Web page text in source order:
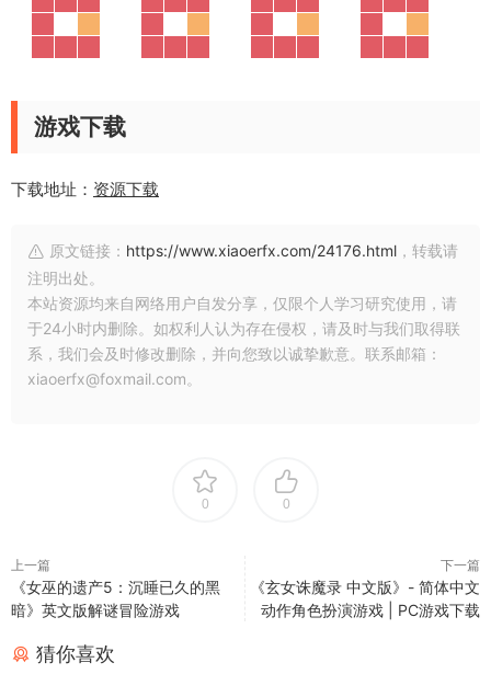
游戏下载
下载地址： 资源下载
原文链接： https://www.xiaoerfx.com/24176.html ，转载请
注明出处。
本站资源均来自网络用户自发分享，仅限个人学习研究使用，请
于24小时内删除。如权利人认为存在侵权，请及时与我们取得联
系，我们会及时修改删除，并向您致以诚挚歉意。联系邮箱：
xiaoerfx@foxmail.com。
0 0
上一篇
《女巫的遗产5：沉睡已久的黑
暗》英文版解谜冒险游戏
下一篇
《玄女诛魔录 中文版》- 简体中文
动作角色扮演游戏 | PC游戏下载
猜你喜欢